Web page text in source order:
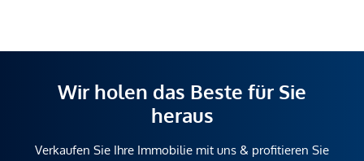
Wir holen das Beste für Sie
heraus
Verkaufen Sie Ihre Immobilie mit uns & profitieren Sie